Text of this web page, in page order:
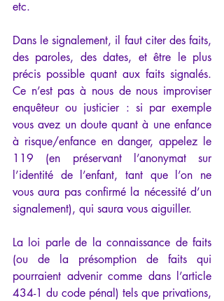
etc.
Dans le signalement, il faut citer des faits,
des paroles, des dates, et être le plus
précis possible quant aux faits signalés.
Ce n’est pas à nous de nous improviser
enquêteur ou justicier : si par exemple
vous avez un doute quant à une enfance
à risque/enfance en danger, appelez le
119 (en préservant l’anonymat sur
l’identité de l’enfant, tant que l’on ne
vous aura pas confirmé la nécessité d’un
signalement), qui saura vous aiguiller.
La loi parle de la connaissance de faits
(ou de la présomption de faits qui
pourraient advenir comme dans l’article
434-1 du code pénal) tels que privations,